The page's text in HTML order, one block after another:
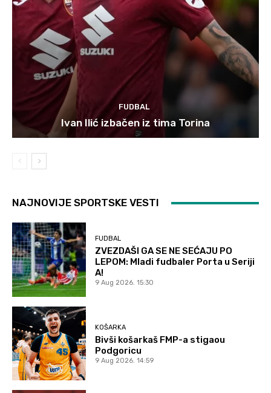
FUDBAL
Ivan Ilić izbačen iz tima Torina
NAJNOVIJE SPORTSKE VESTI
FUDBAL
ZVEZDAŠI GA SE NE SEĆAJU PO
LEPOM: Mladi fudbaler Porta u Seriji
A!
9 Aug 2026. 15:30
KOŠARKA
Bivši košarkaš FMP-a stigaou
Podgoricu
9 Aug 2026. 14:59